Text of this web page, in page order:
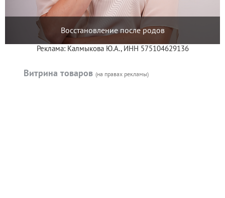
Восстановление после родов
Реклама: Калмыкова Ю.А., ИНН 575104629136
Витрина товаров (на правах рекламы)